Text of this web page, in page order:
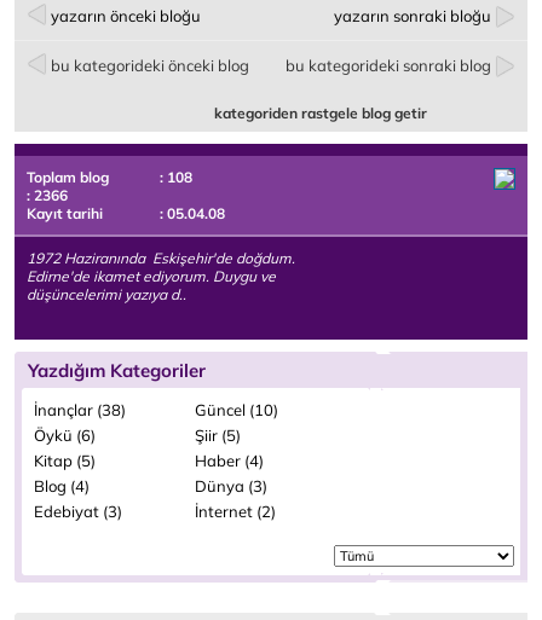
yazarın önceki bloğu yazarın sonraki bloğu
bu kategorideki önceki blog bu kategorideki sonraki blog
kategoriden rastgele blog getir
Toplam blog
: 108
: 2366
Kayıt tarihi
: 05.04.08
1972 Haziranında Eskişehir'de doğdum.
Edirne'de ikamet ediyorum. Duygu ve
düşüncelerimi yazıya d..
Yazdığım Kategoriler
İnançlar (38)
Güncel (10)
Öykü (6)
Şiir (5)
Kitap (5)
Haber (4)
Blog (4)
Dünya (3)
Edebiyat (3)
İnternet (2)